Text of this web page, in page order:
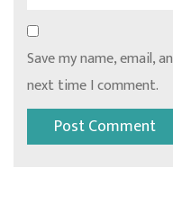
Save my name, email,
next time I comment.